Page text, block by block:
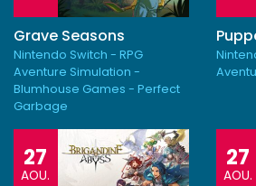
Grave Seasons
Nintendo Switch - RPG
Aventure Simulation -
Blumhouse Games - Perfect
Garbage
27
AOU.
27
AOU.